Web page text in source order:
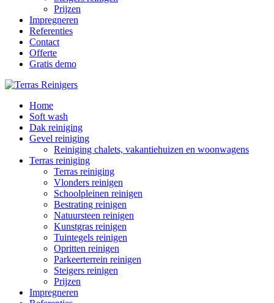
Prijzen
Impregneren
Referenties
Contact
Offerte
Gratis demo
Home
Soft wash
Dak reiniging
Gevel reiniging
Reiniging chalets, vakantiehuizen en woonwagens
Terras reiniging
Terras reiniging
Vlonders reinigen
Schoolpleinen reinigen
Bestrating reinigen
Natuursteen reinigen
Kunstgras reinigen
Tuintegels reinigen
Opritten reinigen
Parkeerterrein reinigen
Steigers reinigen
Prijzen
Impregneren